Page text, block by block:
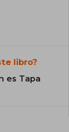
libro?
es Tapa